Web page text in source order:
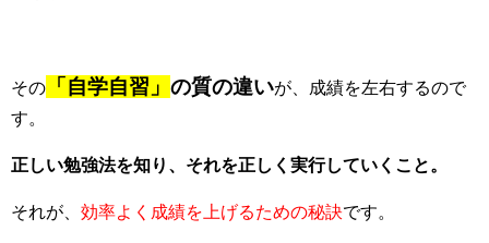
その 「自学自習」 の質の違いが、成績を左右するので
す。
正しい勉強法を知り、それを正しく実行していくこと。
それが、 効率よく成績を上げるための秘訣です。